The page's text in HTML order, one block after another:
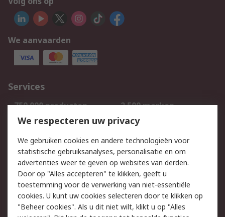
We aanvaarden
Services
750.000 producten
2.500 merken
Bestellen
Inkoopoplossingen
Track & Trace
Wettelijk
Cookiebeleid
Email veiligheid
Privacybeleid
Websitevoorwaarden
We respecteren uw privacy
We gebruiken cookies en andere technologieën voor
statistische gebruiksanalyses, personalisatie en om
advertenties weer te geven op websites van derden.
Door op "Alles accepteren" te klikken, geeft u
toestemming voor de verwerking van niet-essentiële
cookies. U kunt uw cookies selecteren door te klikken op
"Beheer cookies". Als u dit niet wilt, klikt u op "Alles